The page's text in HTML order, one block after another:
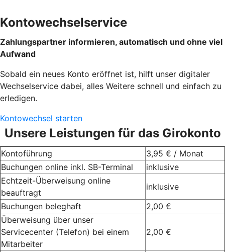
Kontowechselservice
Zahlungspartner informieren, automatisch und ohne viel
Aufwand
Sobald ein neues Konto eröffnet ist, hilft unser digitaler
Wechselservice dabei, alles Weitere schnell und einfach zu
erledigen.
Kontowechsel starten
Unsere Leistungen für das Girokonto
Kontoführung
3,95 € / Monat
Buchungen online inkl. SB-Terminal
inklusive
Echtzeit-Überweisung online
beauftragt
inklusive
Buchungen beleghaft
2,00 €
Überweisung über unser
Servicecenter (Telefon) bei einem
Mitarbeiter
2,00 €